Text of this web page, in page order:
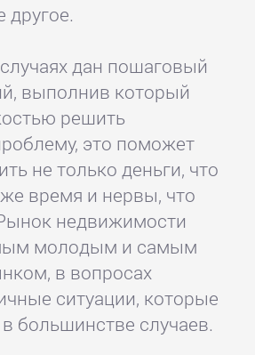
другое.
дан пошаговый
выполнив который
решить
это поможет
не только деньги, что
время и нервы, что
недвижимости
молодым и самым
в вопросах
ситуации, которые
большинстве случаев.